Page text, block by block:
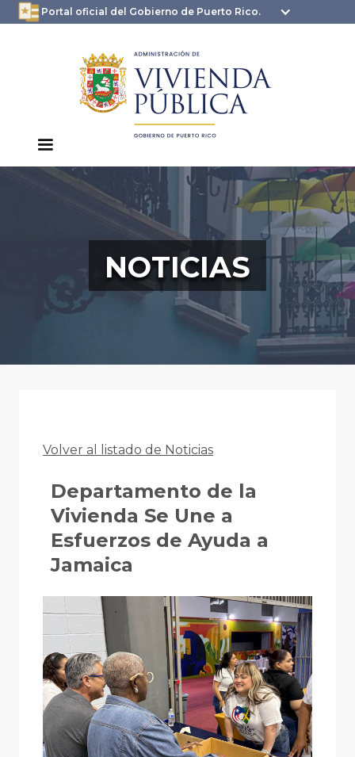
Portal oficial del Gobierno de Puerto Rico.
oficial.pr.gov
seguros .pr.gov usan
HTTPS
NOTICIAS
Volver al listado de Noticias
Departamento de la
Vivienda Se Une a
Esfuerzos de Ayuda a
Jamaica